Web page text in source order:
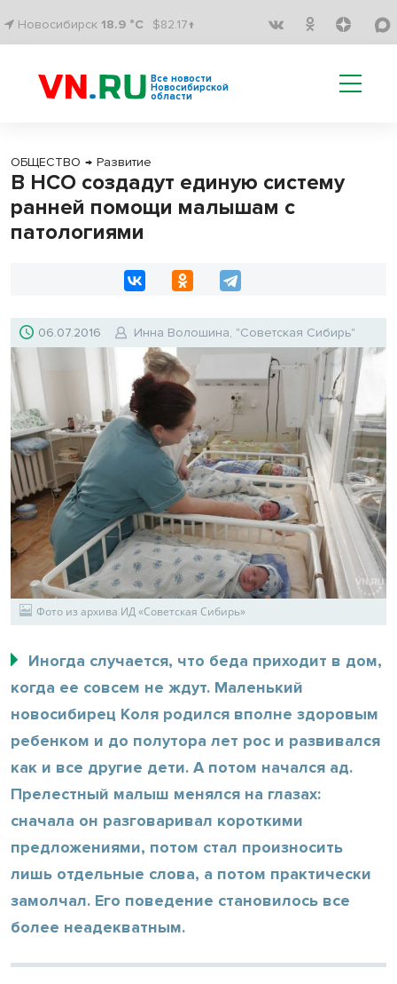
Новосибирск 18.9 °C $82.17↑
Все новости
Новосибирской
области
ОБЩЕСТВО → Развитие
В НСО создадут единую систему
ранней помощи малышам с
патологиями
06.07.2016 Инна Волошина, "Советская Сибирь"
Фото из архива ИД «Советская Сибирь»
Иногда случается, что беда приходит в дом,
когда ее совсем не ждут. Маленький
новосибирец Коля родился вполне здоровым
ребенком и до полутора лет рос и развивался
как и все другие дети. А потом начался ад.
Прелестный малыш менялся на глазах:
сначала он разговаривал короткими
предложениями, потом стал произносить
лишь отдельные слова, а потом практически
замолчал. Его поведение становилось все
более неадекватным.